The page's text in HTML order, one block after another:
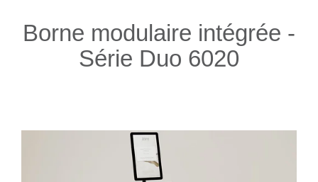
Borne modulaire intégrée -
Série Duo 6020